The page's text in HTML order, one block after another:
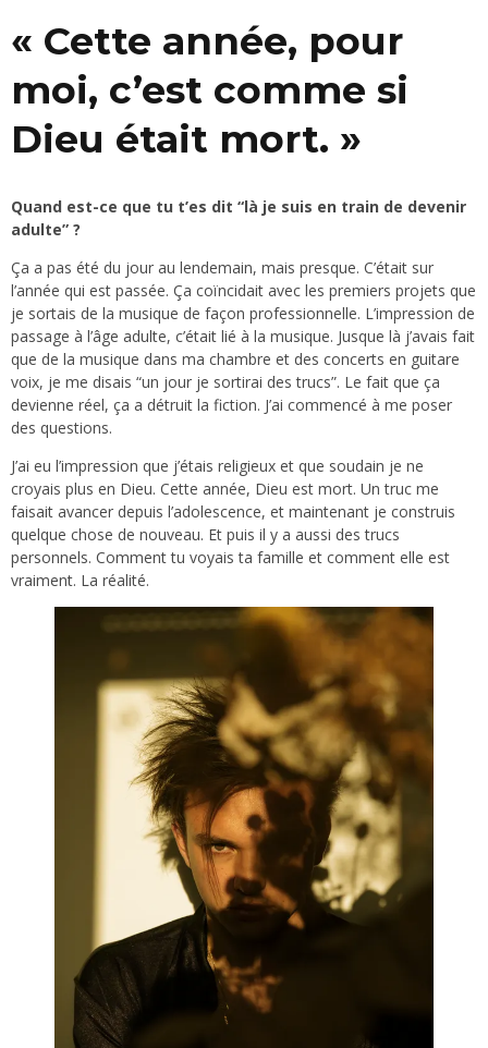
« Cette année, pour
moi, c’est comme si
Dieu était mort. »
Quand est-ce que tu t’es dit “là je suis en train de devenir
adulte” ?
Ça a pas été du jour au lendemain, mais presque. C’était sur
l’année qui est passée. Ça coïncidait avec les premiers projets que
je sortais de la musique de façon professionnelle. L’impression de
passage à l’âge adulte, c’était lié à la musique. Jusque là j’avais fait
que de la musique dans ma chambre et des concerts en guitare
voix, je me disais “un jour je sortirai des trucs”. Le fait que ça
devienne réel, ça a détruit la fiction. J’ai commencé à me poser
des questions.
J’ai eu l’impression que j’étais religieux et que soudain je ne
croyais plus en Dieu. Cette année, Dieu est mort. Un truc me
faisait avancer depuis l’adolescence, et maintenant je construis
quelque chose de nouveau. Et puis il y a aussi des trucs
personnels. Comment tu voyais ta famille et comment elle est
vraiment. La réalité.